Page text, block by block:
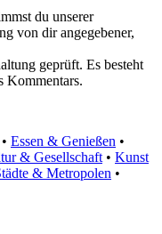
du unserer
von dir angegebener,
geprüft. Es besteht
Kommentars.
• Essen & Genießen •
& Gesellschaft• Kunst
& Metropolen •